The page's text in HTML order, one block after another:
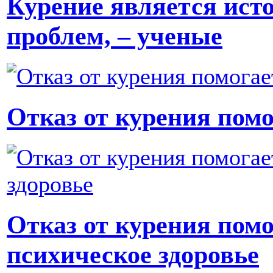
Курение является
проблем, – ученые
Отказ от курения
Отказ от курения
психическое здоровье